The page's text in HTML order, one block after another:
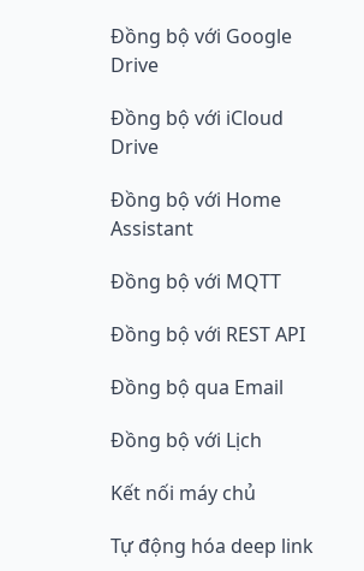
Đồng bộ với Google
Drive
Đồng bộ với iCloud
Drive
Đồng bộ với Home
Assistant
Đồng bộ với MQTT
Đồng bộ với REST API
Đồng bộ qua Email
Đồng bộ với Lịch
Kết nối máy chủ
Tự động hóa deep link